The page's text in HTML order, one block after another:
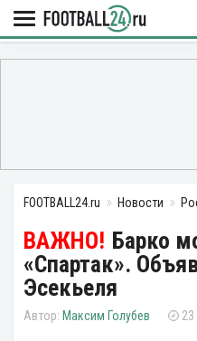
FOOTBALL24.ru Новости
Барко
«Спартак».
Эсекьеля
Максим Голубев